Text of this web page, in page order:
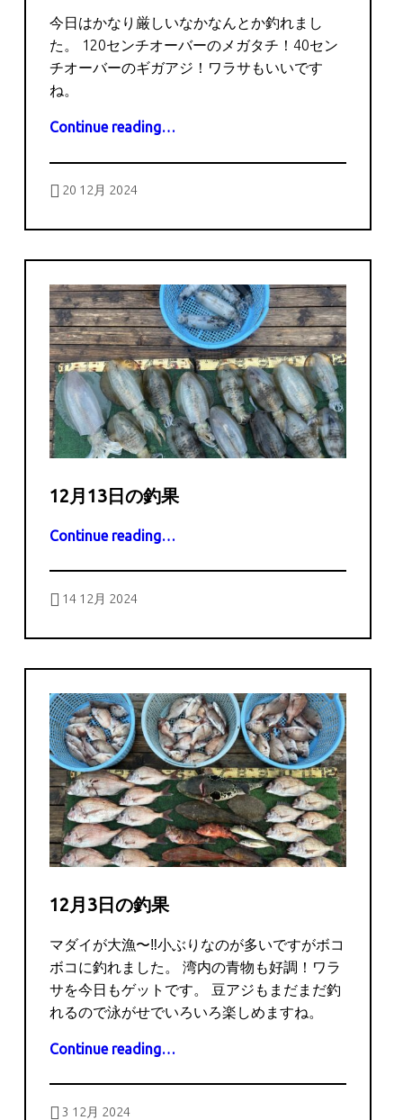
今日はかなり厳しいなかなんとか釣れまし
た。 120センチオーバーのメガタチ！40セン
チオーバーのギガアジ！ワラサもいいです
ね。
Continue reading“12月20日の釣果”
…
20 12月 2024
12月13日の釣果
Continue reading“12月13日の釣果”
…
14 12月 2024
12月3日の釣果
マダイが大漁〜‼️小ぶりなのが多いですがボコ
ボコに釣れました。 湾内の青物も好調！ワラ
サを今日もゲットです。 豆アジもまだまだ釣
れるので泳がせでいろいろ楽しめますね。
Continue reading“12月3日の釣果”
…
3 12月 2024